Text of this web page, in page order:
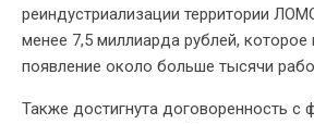
реиндустриализации территории
менее 7,5 миллиарда рублей, которое
появление около больше тысячи
Также достигнута договоренность с